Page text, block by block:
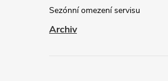
Sezónní omezení servisu
Archiv